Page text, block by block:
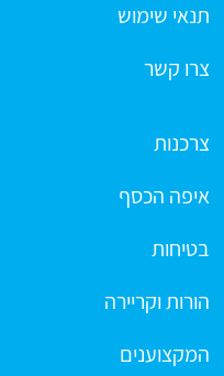
תנאי שימוש
צרו קשר
צרכנות
איפה הכסף
בטיחות
הורות וקריירה
המקצוענים